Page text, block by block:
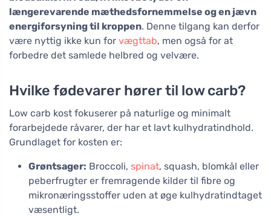
længerevarende mæthedsfornemmelse og en jævn
energiforsyning til kroppen. Denne tilgang kan derfor
være nyttig ikke kun for vægttab, men også for at
forbedre det samlede helbred og velvære.
Hvilke fødevarer hører til low carb?
Low carb kost fokuserer på naturlige og minimalt
forarbejdede råvarer, der har et lavt kulhydratindhold.
Grundlaget for kosten er:
Grøntsager: Broccoli, spinat, squash, blomkål eller
peberfrugter er fremragende kilder til fibre og
mikronæringsstoffer uden at øge kulhydratindtaget
væsentligt.